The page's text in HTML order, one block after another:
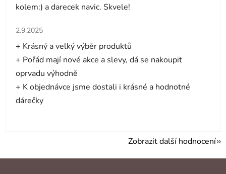
kolem:) a darecek navic. Skvele!
Hodnocení obchodu je 5 z 5 hvězdiček.
2.9.2025
+ Krásný a velký výběr produktů
+ Pořád mají nové akce a slevy, dá se nakoupit
oprvadu výhodně
+ K objednávce jsme dostali i krásné a hodnotné
dárečky
Zobrazit další hodnocení